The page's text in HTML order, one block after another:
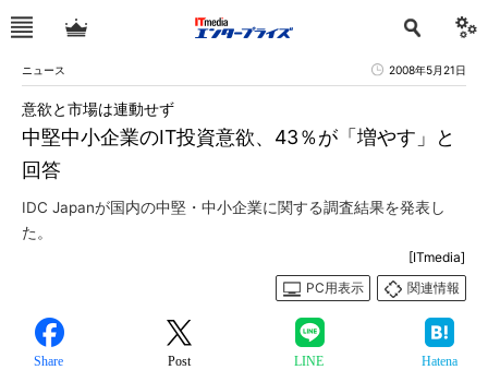
ニュース 2008年5月21日
中堅中小企業のIT投資意欲、43％が「増やす」と
回答
意欲と市場は連動せず
IDC Japanが国内の中堅・中小企業に関する調査結果を発表し
た。
[ITmedia]
PC用表示
関連情報
Share Post LINE Hatena